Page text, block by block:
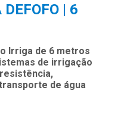
| 6
Irriga de 6 metros
de irrigação
de água